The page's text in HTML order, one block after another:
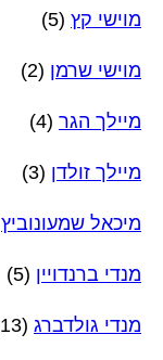
מוישי קץ (5)
מוישי שרמן (2)
מיילך הגר (4)
מיילך זולדן (3)
מיכאל שמעונוביץ
מנדי ברנדויין (5)
מנדי גולדברג (13)